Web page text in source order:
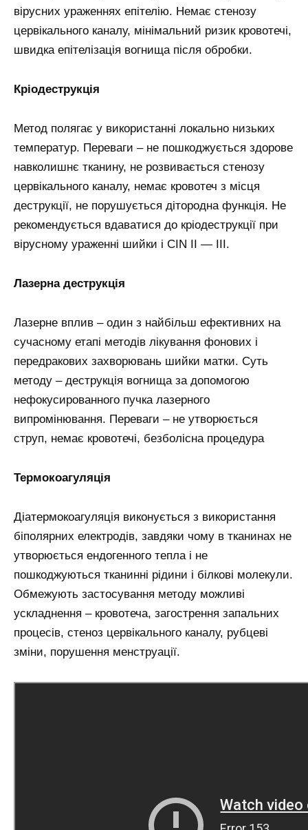
вірусних ураженнях епітелію. Немає стенозу
цервікального каналу, мінімальний ризик кровотечі,
швидка епітелізація вогнища після обробки.
Кріодеструкція
Метод полягає у використанні локально низьких
температур. Переваги – не пошкоджується здорове
навколишнє тканину, не розвивається стенозу
цервікального каналу, немає кровотеч з місця
деструкції, не порушується дітородна функція. Не
рекомендується вдаватися до кріодеструкції при
вірусному ураженні шийки і CIN II — III.
Лазерна деструкція
Лазерне вплив – один з найбільш ефективних на
сучасному етапі методів лікування фонових і
передракових захворювань шийки матки. Суть
методу – деструкція вогнища за допомогою
нефокусированного пучка лазерного
випромінювання. Переваги – не утворюється
струп, немає кровотечі, безболісна процедура
Термокоагуляція
Діатермокоагуляція виконується з використання
біполярних електродів, завдяки чому в тканинах не
утворюється ендогенного тепла і не
пошкоджуються тканинні рідини і білкові молекули.
Обмежують застосування методу можливі
ускладнення – кровотеча, загострення запальних
процесів, стеноз цервікального каналу, рубцеві
зміни, порушення менструації.